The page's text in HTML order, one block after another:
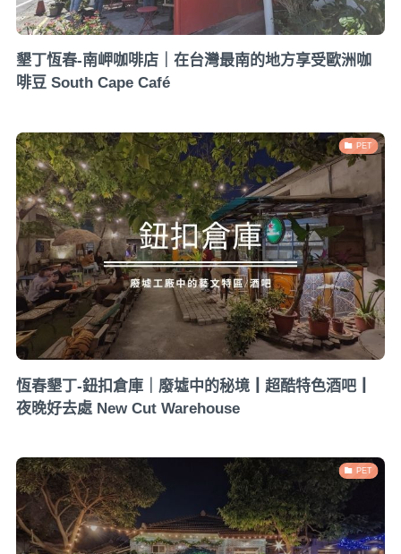
墾丁恆春-南岬咖啡店｜在台灣最南的地方享受歐洲咖
啡豆 South Cape Café
PET
恆春墾丁-鈕扣倉庫｜廢墟中的秘境┃超酷特色酒吧┃
夜晚好去處 New Cut Warehouse
PET